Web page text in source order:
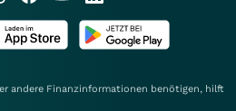
andere Finanzinformationen benötigen, hilft